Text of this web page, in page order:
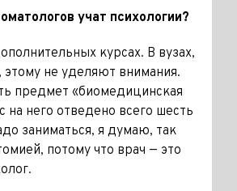
учат психологии?
кур­сах. В вузах,
не уделяют внимания.
предмет «биомедицинская
на него отведе­но всего шесть
заниматься, я думаю, так
потому что врач — это